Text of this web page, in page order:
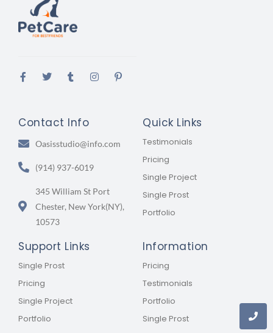
Contact Info
Oasisstudio@info.com
(914) 937-6019
345 William St Port
Chester, New York(NY),
10573
Quick Links
Testimonials
Pricing
Single Project
Single Prost
Portfolio
Support Links
Single Prost
Pricing
Single Project
Portfolio
Information
Pricing
Testimonials
Portfolio
Single Prost